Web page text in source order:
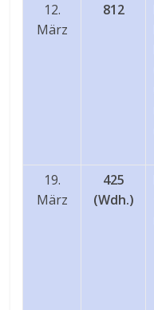
12.
März
812
19.
März
425
(Wdh.)